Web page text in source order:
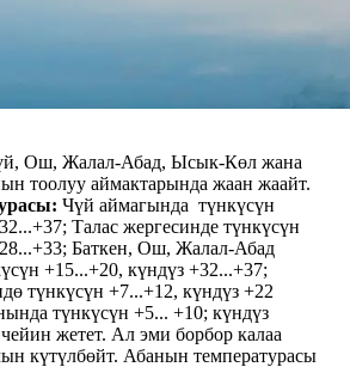
Ош, Жалал-Абад, Ысык-Көл жана
тоолуу аймактарында жаан жаайт.
Чүй аймагында түнкүсүн
Талас жергесинде түнкүсүн
Баткен, Ош, Жалал-Абад
+15...+20, күндүз +32...+37;
түнкүсүн +7...+12, күндүз +22
түнкүсүн +5... +10; күндүз
жетет. Ал эми борбор калаа
күтүлбөйт. Абанын температурасы